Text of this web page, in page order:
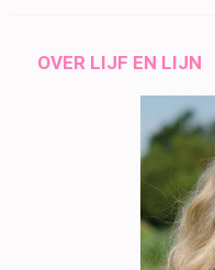
OVER LIJF EN LIJN